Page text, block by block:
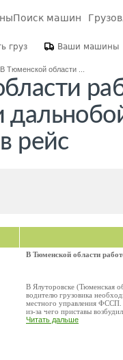
Поиск машин
груз Ваши машины
В Тюменской области ...
рейс
В Тюменской области
В Ялуторовске (Тюменская
водителю грузовика
местного управления ФССП.
из-за чего приставы
Читать дальше